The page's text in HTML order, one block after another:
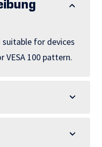
suitable for devices
VESA 100 pattern.